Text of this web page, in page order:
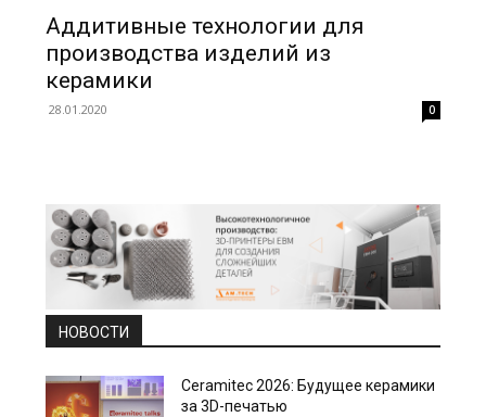
Аддитивные технологии для
производства изделий из
керамики
28.01.2020 0
НОВОСТИ
Ceramitec 2026: Будущее керамики
за 3D-печатью